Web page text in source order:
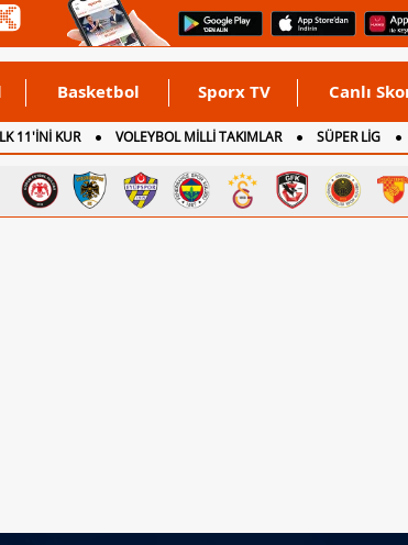
Basketbol Sporx TV Canlı
11'İNİ KUR VOLEYBOL MİLLİ TAKIMLAR SÜPER LİG
İNGİLTERE